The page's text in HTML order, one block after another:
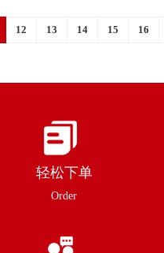
12 13 14 15 16
轻松下单
Order